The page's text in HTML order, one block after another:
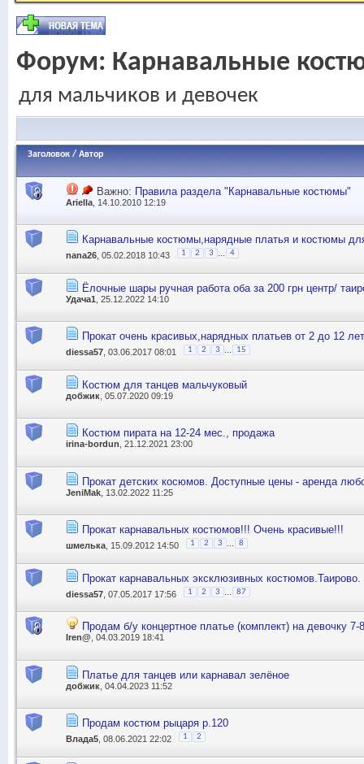
Форум: Карнавальные
для мальчиков и девочек
Заголовок / Автор
Важно: Правила раздела "Карнавальные костюмы"
Ariella , 14.10.2010 12:19
Карнавальные костюмы,нарядные платья и костюмы
nana26 , 05.02.2018 10:43 1 2 3 4
Ёлочные шары ручная работа оба за 200 грн центр/
Удача1 , 25.12.2022 14:10
Прокат очень красивых,нарядных платьев от 2 до 12
diessa57 , 03.06.2017 08:01 1 2 3 15
Костюм для танцев мальчуковый
добжик , 05.07.2020 09:19
Костюм пирата на 12-24 мес., продажа
irina-bordun , 21.12.2021 23:00
Прокат детских косюмов. Доступные цены - аренда
JeniMak , 13.02.2022 11:25
Прокат карнавальных костюмов!!! Очень красивые!!!
шмелька , 15.09.2012 14:50 1 2 3 8
Прокат карнавальных эксклюзивных костюмов.Таирово.
diessa57 , 07.05.2017 17:56 1 2 3 87
Продам б/у концертное платье (комплект) на девочку 7-
Iren@ , 04.03.2019 18:41
Платье для танцев или карнавал зелёное
добжик , 04.04.2023 11:52
Продам костюм рыцаря р.120
Влада5 , 08.06.2021 22:02 1 2